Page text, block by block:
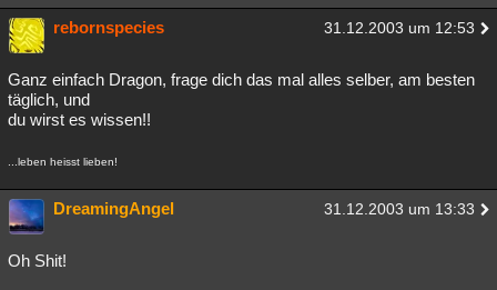
Musik Clash Verbesserungen Allmystery English
Besucht
rebornspecies 31.12.2003 um 12:53
Ganz einfach Dragon, frage dich das mal alles selber, am besten
täglich, und
du wirst es wissen!!
...leben heisst lieben!
DreamingAngel 31.12.2003 um 13:33
Oh Shit!